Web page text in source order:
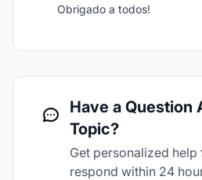
Obrigado a todos!
Have a Question
Topic?
Get personalized
respond within 24